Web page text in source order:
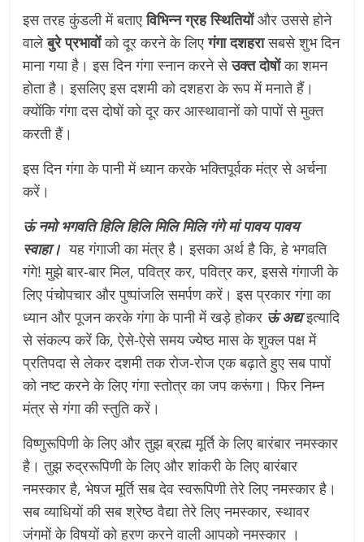
इस तरह कुंडली में बताएविभिन्न ग्रह स्थितियोंऔर उससे होने
वालेबुरे प्रभावोंको दूर करने के लिएगंगा दशहरासबसे शुभ दिन
माना गया है। इस दिन गंगा स्नान करने सेउक्त दोषोंका शमन
होता है। इसलिए इस दशमी को दशहरा के रूप में मनाते हैं।
क्योंकि गंगा दस दोषों को दूर कर आस्थावानों को पापों से मुक्त
करती हैं।
इस दिन गंगा के पानी में ध्यान करके भक्तिपूर्वक मंत्र से अर्चना
करें।
ऊं नमो भगवति हिलि हिलि मिलि मिलि गंगे मां पावय पावय
स्वाहा। यह गंगाजी का मंत्र है। इसका अर्थ है कि, हे भगवति
गंगे! मुझे बार-बार मिल, पवित्र कर, पवित्र कर, इससे गंगाजी के
लिए पंचोपचार और पुष्पांजलि समर्पण करें। इस प्रकार गंगा का
ध्यान और पूजन करके गंगा के पानी में खड़े होकर ऊं अद्यइत्यादि
से संकल्प करें कि, ऐसे-ऐसे समय ज्येष्ठ मास के शुक्ल पक्ष में
प्रतिपदा से लेकर दशमी तक रोज-रोज एक बढ़ाते हुए सब पापों
को नष्ट करने के लिए गंगा स्तोत्र का जप करूंगा। फिर निम्न
मंत्र से गंगा की स्तुति करें।
विष्णुरूपिणी के लिए और तुझ ब्रह्म मूर्ति के लिए बारंबार नमस्कार
है। तुझ रुद्ररूपिणी के लिए और शांकरी के लिए बारंबार
नमस्कार है, भेषज मूर्ति सब देव स्वरूपिणी तेरे लिए नमस्कार है।
सब व्याधियों की सब श्रेष्ठ वैद्या तेरे लिए नमस्कार, स्थावर
जंगमों के विषयों को हरण करने वाली आपको नमस्कार ।